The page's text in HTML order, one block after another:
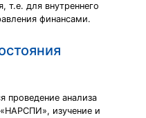
т.е. для внутреннего
финансами.
проведение анализа
изучение и